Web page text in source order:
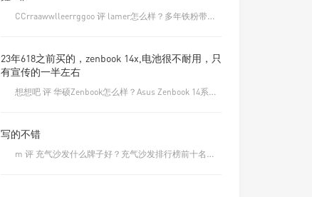
CCrraawwlleerrggoo 评 lamer怎么样？多年铁粉带你了解一下
23年618之前买的，zenbook 14x,电池很不耐用，只
有宣传的一半左右
想想吧 评 华硕Zenbook怎么样？Asus Zenbook 14系列笔记本测评！
写的不错
m 评 充气沙发什么牌子好？充气沙发排行榜前十名品牌大全